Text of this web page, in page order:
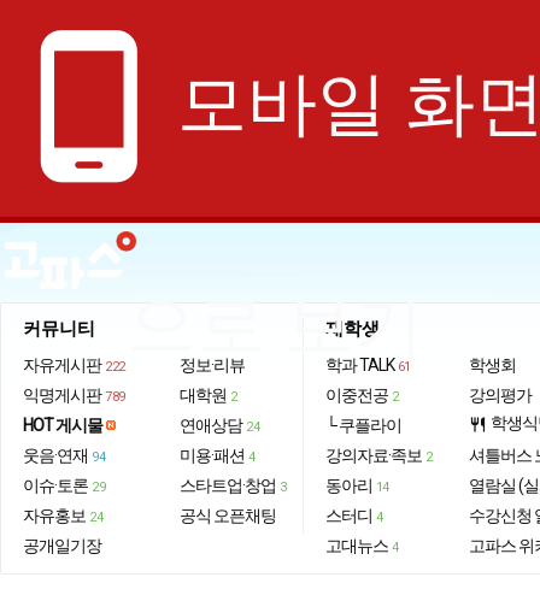
phone_android 모바일 화
으로 보기
커뮤니티
자유게시판 222
익명게시판 789
HOT 게시물
웃음·연재 94
이슈·토론 29
자유홍보 24
공개일기장
정보·리뷰
대학원 2
연애상담 24
미용·패션 4
스타트업·창업 3
공식 오픈채팅
재학생
학과 TALK 61
이중전공 2
└ 쿠플라이
강의자료·족보 2
동아리 14
스터디 4
고대뉴스 4
학생회
강의평가
restaurant 학생
셔틀버스
열람실 (
수강신청
고파스 위